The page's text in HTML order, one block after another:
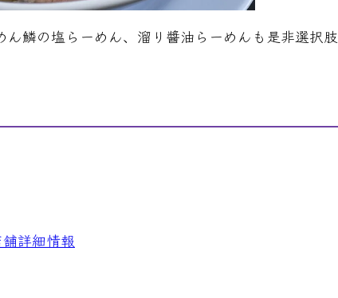
鱗の塩らーめん、溜り醬油らーめんも是非選択肢
舗詳細情報